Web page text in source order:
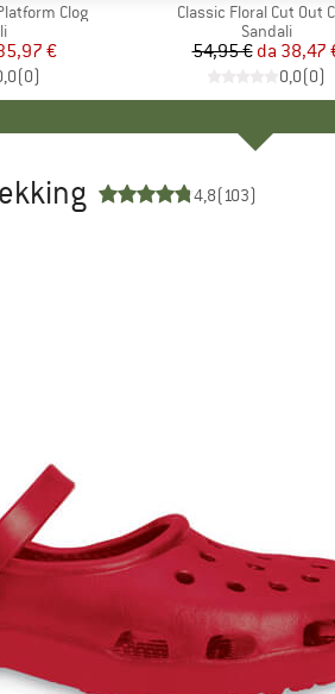
Clog
di prodotti
ridotto
€
(0)
Articolo
Classic Floral Cut Out
Gruppo di
Sandali
Prezzo
54,95 € Prezzo
da 38,47
0,0(0)
4,8(103)